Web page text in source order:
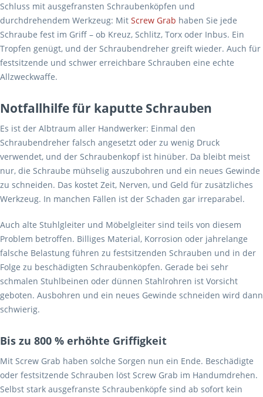
Schluss mit ausgefransten Schraubenköpfen und
durchdrehendem Werkzeug: Mit Screw Grab haben Sie jede
Schraube fest im Griff – ob Kreuz, Schlitz, Torx oder Inbus. Ein
Tropfen genügt, und der Schraubendreher greift wieder. Auch für
festsitzende und schwer erreichbare Schrauben eine echte
Allzweckwaffe.
Notfallhilfe für kaputte Schrauben
Es ist der Albtraum aller Handwerker: Einmal den
Schraubendreher falsch angesetzt oder zu wenig Druck
verwendet, und der Schraubenkopf ist hinüber. Da bleibt meist
nur, die Schraube mühselig auszubohren und ein neues Gewinde
zu schneiden. Das kostet Zeit, Nerven, und Geld für zusätzliches
Werkzeug. In manchen Fällen ist der Schaden gar irreparabel.
Auch alte Stuhlgleiter und Möbelgleiter sind teils von diesem
Problem betroffen. Billiges Material, Korrosion oder jahrelange
falsche Belastung führen zu festsitzenden Schrauben und in der
Folge zu beschädigten Schraubenköpfen. Gerade bei sehr
schmalen Stuhlbeinen oder dünnen Stahlrohren ist Vorsicht
geboten. Ausbohren und ein neues Gewinde schneiden wird dann
schwierig.
Bis zu 800 % erhöhte Griffigkeit
Mit Screw Grab haben solche Sorgen nun ein Ende. Beschädigte
oder festsitzende Schrauben löst Screw Grab im Handumdrehen.
Selbst stark ausgefranste Schraubenköpfe sind ab sofort kein